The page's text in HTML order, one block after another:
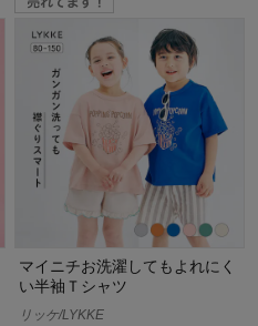
マイニチお洗濯してもよれにく
い半袖Ｔシャツ
リッケ/LYKKE